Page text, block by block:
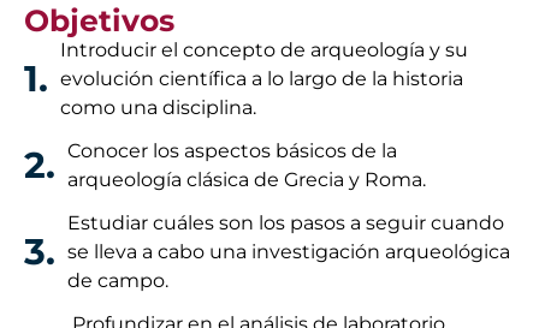
Objetivos
1.
Introducir el concepto de arqueología y su
evolución científica a lo largo de la historia
como una disciplina.
2. Conocer los aspectos básicos de la
arqueología clásica de Grecia y Roma.
3.
Estudiar cuáles son los pasos a seguir cuando
se lleva a cabo una investigación arqueológica
de campo.